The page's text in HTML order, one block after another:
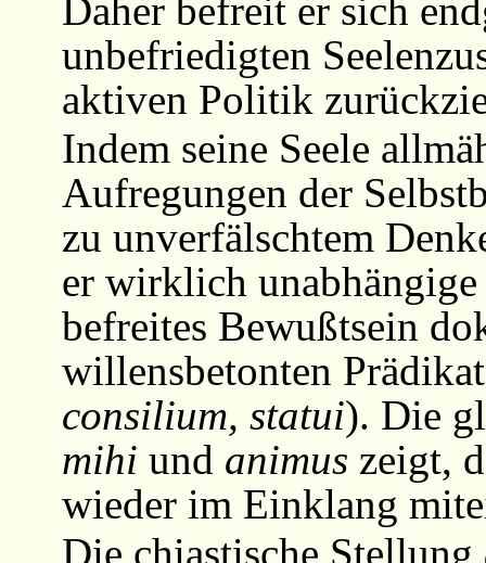
Daher befreit er sich
unbefriedigten
aktiven Politik
Indem seine Seele
Aufregungen der
zu unverfälschtem
er wirklich
befreites Bewußtsein
willensbetonten
consilium, statui). Die
mihi und animus zeigt,
wieder im Einklang
Die chiastische Stellung